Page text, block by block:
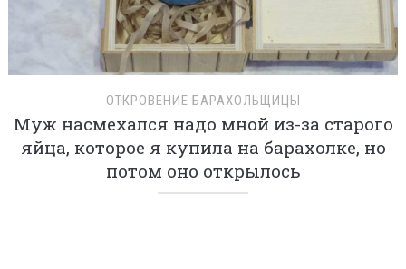
ОТКРОВЕНИЕ БАРАХОЛЬЩИЦЫ
Муж насмехался надо мной из-за старого
яйца, которое я купила на барахолке, но
потом оно открылось